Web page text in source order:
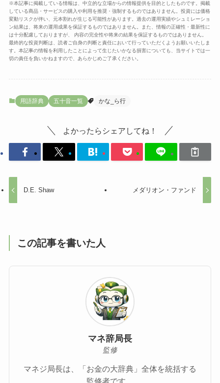
※本記事に掲載している情報は、中立的な立場からの情報提供を目的としたものです。掲載
している商品・サービスの購入や利用を推奨・強制するものではありません。投資には価格
変動リスクが伴い、元本割れが生じる可能性があります。過去の運用実績やシュミレーショ
ン結果は、将来の運用成果を保証するものではありません。また、情報の正確性・最新性に
は十分配慮しておりますが、 内容の完全性や将来の結果を保証するものではありません。
最終的な投資判断は、読者ご自身の判断と責任において行っていただくようお願いいたしま
す。本記事の情報を利用したことによって生じたいかなる損害についても、当サイトでは一
切の責任を負いかねますので、あらかじめご了承ください。
用語辞典 五十音一覧 かな_ら行
よかったらシェアしてね！
D.E. Shaw メダリオン・ファンド
この記事を書いた人
マネ辞局長
監修
マネジ局長は、「お金の大辞典」全体を統括する
監修者です。